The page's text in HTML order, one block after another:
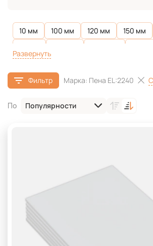
10 мм 100 мм 120 мм 150 мм
40 мм
400 мм 50 мм 60 мм
Для сидений
Мебельный
Развернуть
Фильтр Марка: Пена EL:2240
По Популярности